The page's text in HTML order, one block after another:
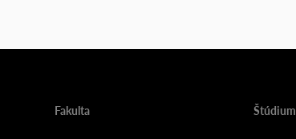
Fakulta Štúdium